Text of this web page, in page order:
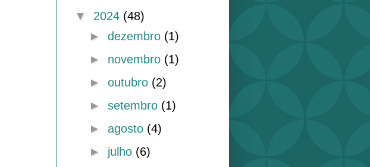
▼ 2024 (48)
► dezembro (1)
► novembro (1)
► outubro (2)
► setembro (1)
► agosto (4)
► julho (6)